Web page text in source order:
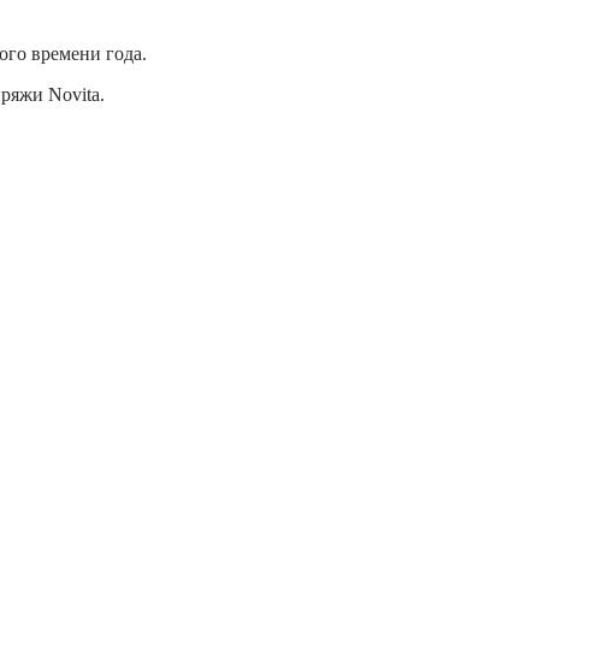
времени года.
Novita.